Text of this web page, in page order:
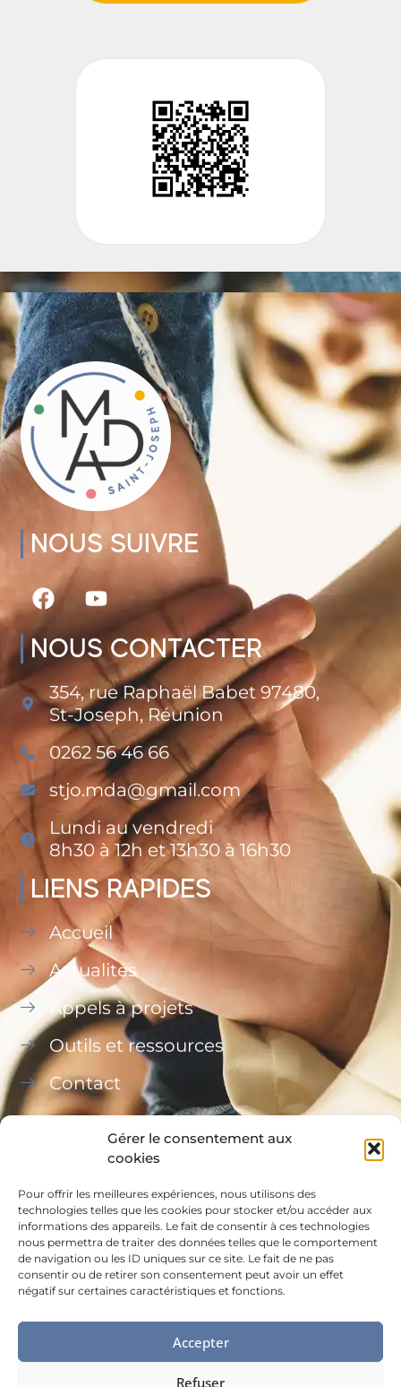
Gérer le consentement aux
cookies
Pour offrir les meilleures expériences, nous utilisons des
technologies telles que les cookies pour stocker et/ou accéder aux
informations des appareils. Le fait de consentir à ces technologies
nous permettra de traiter des données telles que le comportement
de navigation ou les ID uniques sur ce site. Le fait de ne pas
consentir ou de retirer son consentement peut avoir un effet
négatif sur certaines caractéristiques et fonctions.
Accepter
Refuser
NOUS SUIVRE
NOUS CONTACTER
354, rue Raphaël Babet 97480,
St-Joseph, Réunion
0262 56 46 66
stjo.mda@gmail.com
Lundi au vendredi
8h30 à 12h et 13h30 à 16h30
LIENS RAPIDES
Accueil
Actualités
Appels à projets
Outils et ressources
Contact
Ce site a été financé à l’aide du FEDER (REACT-UE)
dans le cadre de la réponse de l’Union européenne
à la pandémie COVID-19, L’Europe s’engage à La
Réunion.